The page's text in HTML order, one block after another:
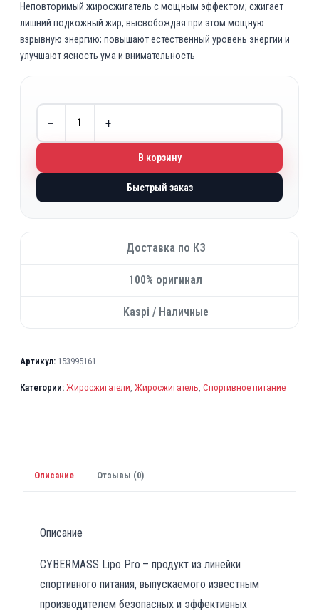
Неповторимый жиросжигатель с мощным эффектом; сжигает
лишний подкожный жир, высвобождая при этом мощную
взрывную энергию; повышают естественный уровень энергии и
улучшают ясность ума и внимательность
− +
В корзину
Быстрый заказ
Доставка по КЗ
100% оригинал
Kaspi / Наличные
Артикул: 153995161
Категории: Жиросжигатели, Жиросжигатель, Спортивное питание
Описание Отзывы (0)
Описание
CYBERMASS Lipo Pro – продукт из линейки
спортивного питания, выпускаемого известным
производителем безопасных и эффективных